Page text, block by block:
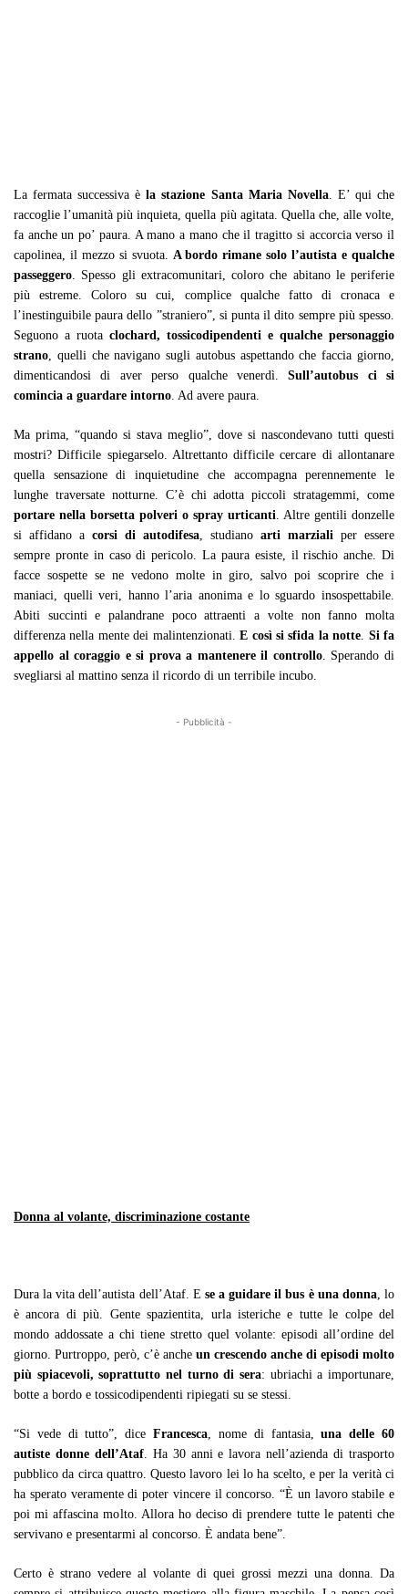
La fermata successiva èla stazione Santa Maria Novella. E’ qui che
raccoglie l’umanità più inquieta, quella più agitata. Quella che, alle volte,
fa anche un po’ paura. A mano a mano che il tragitto si accorcia verso il
capolinea, il mezzo si svuota. A bordo rimane solo l’autista e qualche
passeggero. Spesso gli extracomunitari, coloro che abitano le periferie
più estreme. Coloro su cui, complice qualche fatto di cronaca e
l’inestinguibile paura dello ”straniero”, si punta il dito sempre più spesso.
Seguono a ruota clochard, tossicodipendenti e qualche personaggio
strano, quelli che navigano sugli autobus aspettando che faccia giorno,
dimenticandosi di aver perso qualche venerdì.Sull’autobus ci si
comincia a guardare intorno. Ad avere paura.
Ma prima, “quando si stava meglio”, dove si nascondevano tutti questi
mostri? Difficile spiegarselo. Altrettanto difficile cercare di allontanare
quella sensazione di inquietudine che accompagna perennemente le
lunghe traversate notturne. C’è chi adotta piccoli stratagemmi, come
portare nella borsetta polveri o spray urticanti. Altre gentili donzelle
si affidano a corsi di autodifesa, studiano arti marziali per essere
sempre pronte in caso di pericolo. La paura esiste, il rischio anche. Di
facce sospette se ne vedono molte in giro, salvo poi scoprire che i
maniaci, quelli veri, hanno l’aria anonima e lo sguardo insospettabile.
Abiti succinti e palandrane poco attraenti a volte non fanno molta
differenza nella mente dei malintenzionati.E così si sfida la notte. Si fa
appello al coraggio e si prova a mantenere il controllo. Sperando di
svegliarsi al mattino senza il ricordo di un terribile incubo.
- Pubblicità -
Donna al volante, discriminazione costante
Dura la vita dell’autista dell’Ataf. E se a guidare il bus è una donna, lo
è ancora di più. Gente spazientita, urla isteriche e tutte le colpe del
mondo addossate a chi tiene stretto quel volante: episodi all’ordine del
giorno. Purtroppo, però, c’è anche un crescendo anche di episodi molto
più spiacevoli, soprattutto nel turno di sera: ubriachi a importunare,
botte a bordo e tossicodipendenti ripiegati su se stessi.
“Si vede di tutto”, diceFrancesca, nome di fantasia,una delle 60
autiste donne dell’Ataf. Ha 30 anni e lavora nell’azienda di trasporto
pubblico da circa quattro. Questo lavoro lei lo ha scelto, e per la verità ci
ha sperato veramente di poter vincere il concorso. “È un lavoro stabile e
poi mi affascina molto. Allora ho deciso di prendere tutte le patenti che
servivano e presentarmi al concorso. È andata bene”.
Certo è strano vedere al volante di quei grossi mezzi una donna. Da